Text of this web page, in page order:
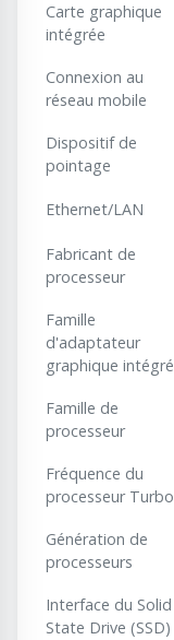
Carte graphique
intégrée
Connexion au
réseau mobile
Dispositif de
pointage
Ethernet/LAN
Fabricant de
processeur
Famille
d'adaptateur
graphique intégré
Famille de
processeur
Fréquence du
processeur Turbo
Génération de
processeurs
Interface du Solid
State Drive (SSD)